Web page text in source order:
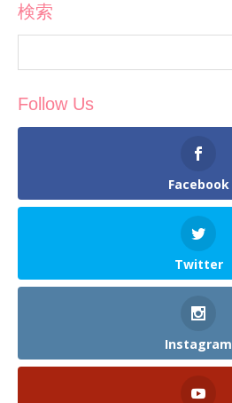
検索
Follow Us
Facebook
Twitter
Instagram